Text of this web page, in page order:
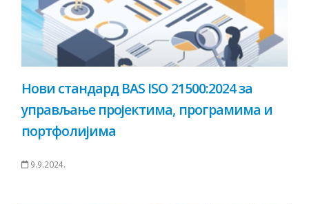
Нови стандард BAS ISO 21500:2024 за
управљање пројектима, програмима и
портфолијима
9.9.2024.